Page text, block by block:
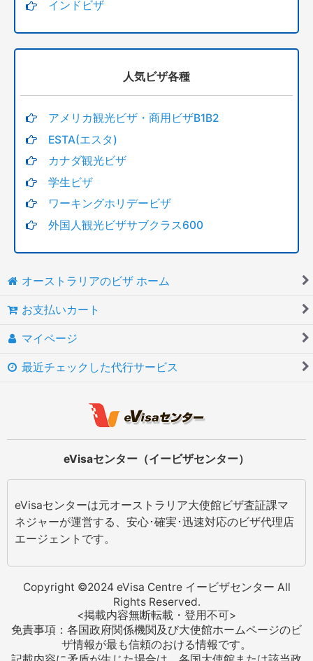
インドビザ
人気ビザ各種
アメリカ観光ビザ・商用ビザB1B2
ESTA(エスタ)
カナダ観光ビザ
学生ビザ
ワーキングホリデービザ
外国人観光ビザサブクラス600
オーストラリアのビザ ホーム
お支払いカート
マイページ
最近チェックした代行サービス
eVisaセンター（イービザセンター）
eVisaセンターは元オーストラリア大使館ビザ査証課マ
ネジャーが運営する、安心･確実･迅速対応のビザ代理店
エージェントです。
Copyright ©2024 eVisa Centre イービザセンター All
Rights Reserved.
<掲載内容無断転載・登用不可>
免責事項：各国政府関係機関及び大使館ホームページのビ
ザ情報が最も信頼のおける情報です。